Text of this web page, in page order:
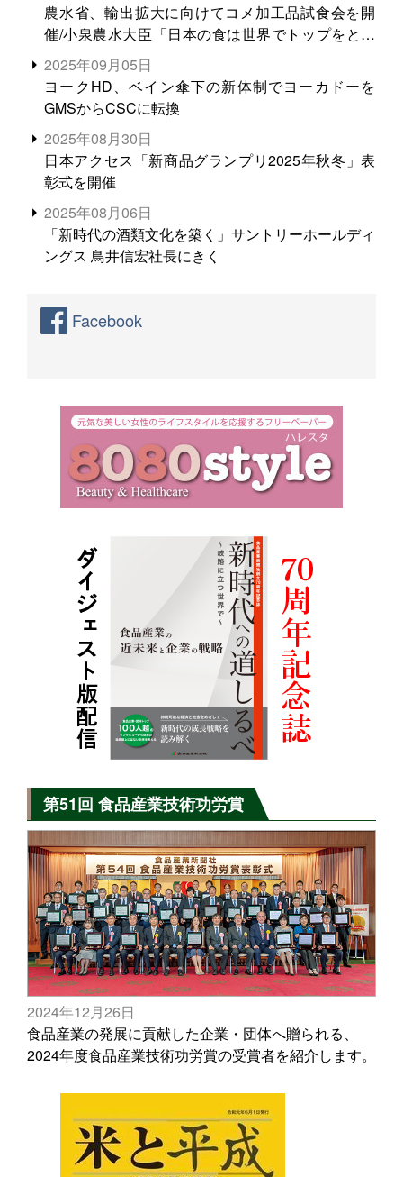
農水省、輸出拡大に向けてコメ加工品試食会を開
催/小泉農水大臣「日本の食は世界でトップをとれ
る。米増産に向けて、米輸出需要の拡大を」
2025年09月05日
ヨークHD、ベイン傘下の新体制でヨーカドーを
GMSからCSCに転換
2025年08月30日
日本アクセス「新商品グランプリ2025年秋冬」表
彰式を開催
2025年08月06日
「新時代の酒類文化を築く」サントリーホールディ
ングス 鳥井信宏社長にきく
Facebook
第51回 食品産業技術功労賞
2024年12月26日
食品産業の発展に貢献した企業・団体へ贈られる、
2024年度食品産業技術功労賞の受賞者を紹介します。